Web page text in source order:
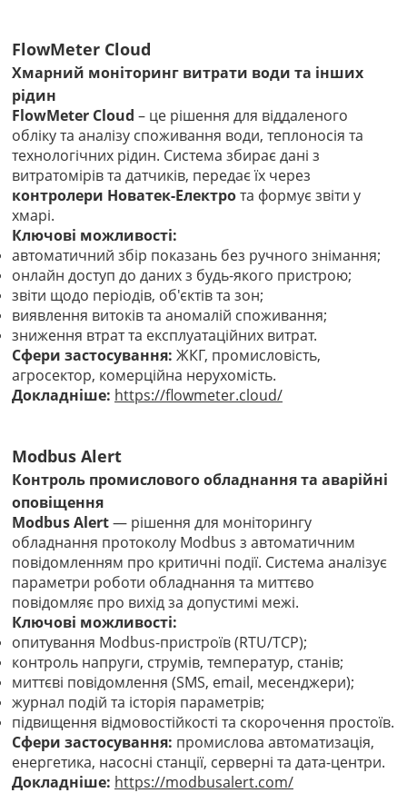
FlowMeter Cloud
Хмарний моніторинг витрати води та інших
рідин
FlowMeter Cloud – це рішення для віддаленого
обліку та аналізу споживання води, теплоносія та
технологічних рідин. Система збирає дані з
витратомірів та датчиків, передає їх через
контролери Новатек-Електрота формує звіти у
хмарі.
Ключові можливості:
автоматичний збір показань без ручного знімання;
онлайн доступ до даних з будь-якого пристрою;
звіти щодо періодів, об'єктів та зон;
виявлення витоків та аномалій споживання;
зниження втрат та експлуатаційних витрат.
Сфери застосування: ЖКГ, промисловість,
агросектор, комерційна нерухомість.
Докладніше: https://flowmeter.cloud/
Modbus Alert
Контроль промислового обладнання та аварійні
оповіщення
Modbus Alert— рішення для моніторингу
обладнання протоколу Modbus з автоматичним
повідомленням про критичні події. Система аналізує
параметри роботи обладнання та миттєво
повідомляє про вихід за допустимі межі.
Ключові можливості:
опитування Modbus-пристроїв (RTU/TCP);
контроль напруги, струмів, температур, станів;
миттєві повідомлення (SMS, email, месенджери);
журнал подій та історія параметрів;
підвищення відмовостійкості та скорочення простоїв.
Сфери застосування: промислова автоматизація,
енергетика, насосні станції, серверні та дата-центри.
Докладніше: https://modbusalert.com/